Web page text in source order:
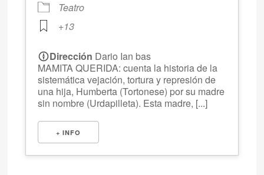
Teatro
+13
Dirección Dario Ian bas
MAMITA QUERIDA: cuenta la historia de la
sistemática vejación, tortura y represión de
una hija, Humberta (Tortonese) por su madre
sin nombre (Urdapilleta). Esta madre, [...]
+ INFO